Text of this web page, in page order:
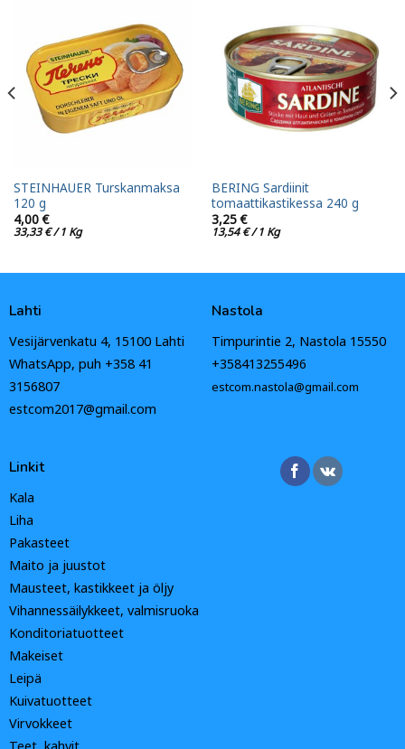
STEINHAUER Turskanmaksa
120 g
4,00€
33,33€/ 1 Kg
BERING Sardiinit
tomaattikastikessa 240 g
3,25€
13,54€/ 1 Kg
Lahti
Vesijärvenkatu 4, 15100 Lahti
WhatsApp, puh +358 41
3156807
estcom2017@gmail.com
Nastola
Timpurintie 2, Nastola 15550
+358413255496
estcom.nastola@gmail.com
Linkit
Kala
Liha
Pakasteet
Maito ja juustot
Mausteet, kastikkeet ja öljy
Vihannessäilykkeet, valmisruoka
Konditoriatuotteet
Makeiset
Leipä
Kuivatuotteet
Virvokkeet